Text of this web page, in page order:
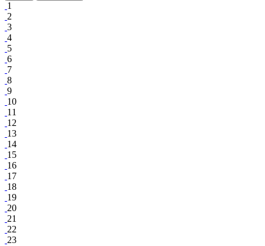
1
2
3
4
5
6
7
8
9
10
11
12
13
14
15
16
17
18
19
20
21
22
23